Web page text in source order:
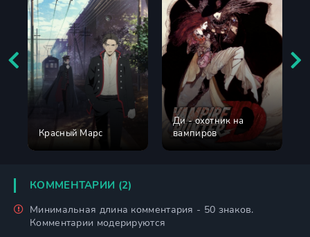
Красный Марс
Ди - охотник на
вампиров
КОММЕНТАРИИ (2)
Минимальная длина комментария - 50 знаков.
Комментарии модерируются